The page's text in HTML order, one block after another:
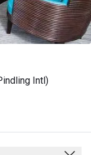
Intl)